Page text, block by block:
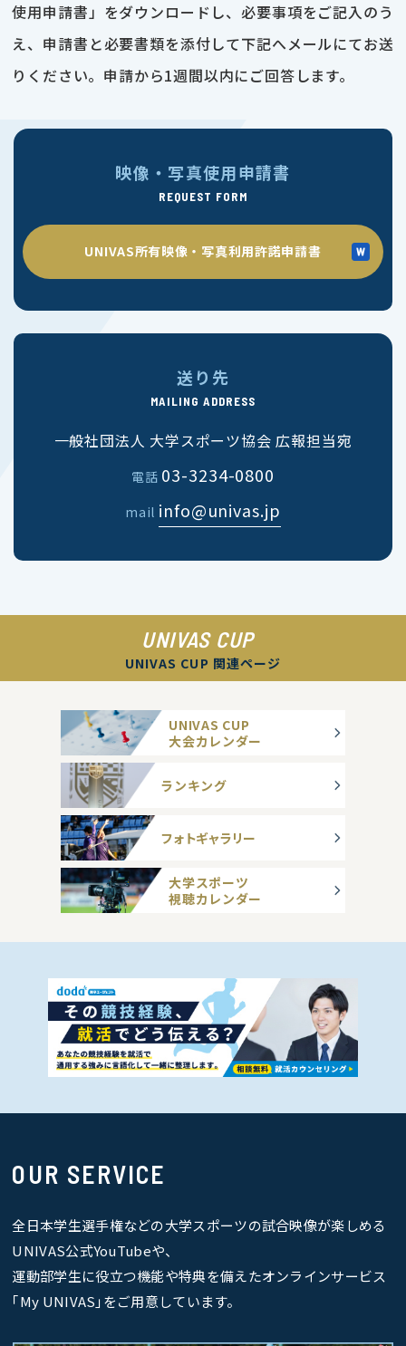
使用申請書」をダウンロードし、必要事項をご記入のう
え、申請書と必要書類を添付して下記へメールにてお送
りください。申請から1週間以内にご回答します。
映像・写真使用申請書
REQUEST FORM
UNIVAS所有映像・写真利用許諾申請書
送り先
MAILING ADDRESS
一般社団法人 大学スポーツ協会 広報担当宛
電話 03-3234-0800
mail info@univas.jp
UNIVAS CUP
UNIVAS CUP 関連ページ
UNIVAS CUP
大会カレンダー
ランキング
フォトギャラリー
大学スポーツ
視聴カレンダー
OUR SERVICE
全日本学生選手権などの大学スポーツの試合映像が楽しめる
UNIVAS公式YouTubeや、
運動部学生に役立つ機能や特典を備えたオンラインサービス
｢My UNIVAS｣をご用意しています。